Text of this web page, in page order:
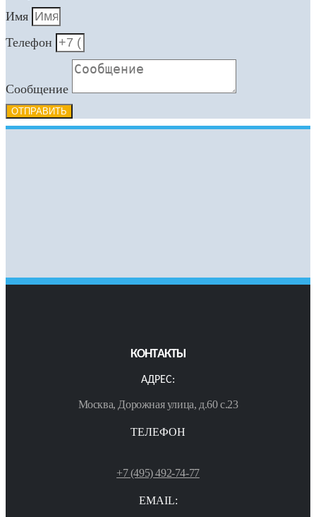
Имя
Телефон
Сообщение
ОТПРАВИТЬ
КОНТАКТЫ
АДРЕС:
Москва, Дорожная улица, д.60 с.23
ТЕЛЕФОН
+7 (495) 492-74-77
EMAIL: